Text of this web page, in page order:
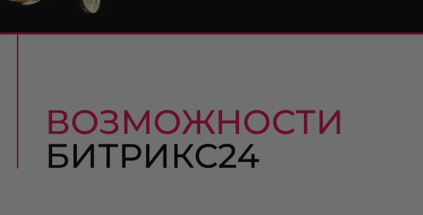
ВОЗМОЖНОСТИ
БИТРИКС24